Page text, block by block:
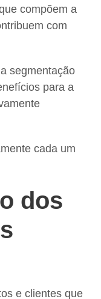
compõem a
com
segmentação
para a
cada um
dos
e clientes que